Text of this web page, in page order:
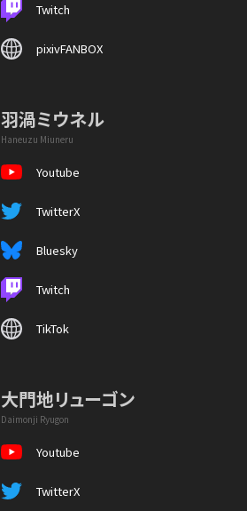
Twitch
pixivFANBOX
羽渦ミウネル
Haneuzu Miuneru
Youtube
TwitterX
Bluesky
Twitch
TikTok
大門地リューゴン
Daimonji Ryugon
Youtube
TwitterX